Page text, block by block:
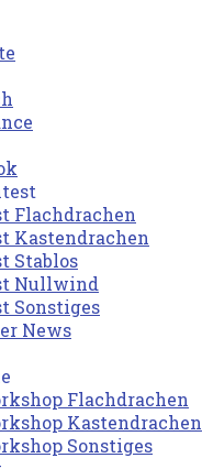
Flachdrachen
Kastendrachen
Stablos
Nullwind
Sonstiges
News
Flachdrachen
Kastendrachen
Sonstiges